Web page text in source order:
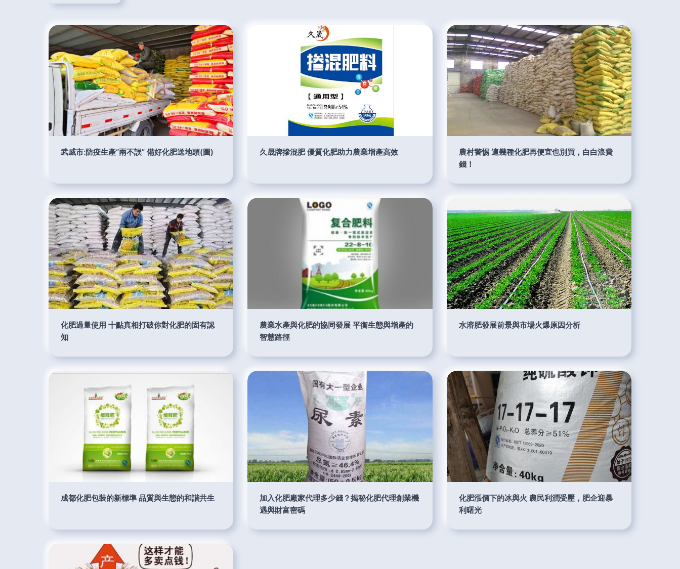
武威市:防疫生產“兩不誤” 備好化肥送地頭(圖) 久晟牌摻混肥 優質化肥助力農業增產高效
農村警惕 這幾種化肥再便宜也別買，白白浪費
錢！
化肥過量使用 十點真相打破你對化肥的固有認
知
農業水產與化肥的協同發展 平衡生態與增產的
智慧路徑
水溶肥發展前景與市場火爆原因分析
成都化肥包裝的新標準 品質與生態的和諧共生
加入化肥廠家代理多少錢？揭秘化肥代理創業機
遇與財富密碼
化肥漲價下的冰與火 農民利潤受壓，肥企迎暴
利曙光